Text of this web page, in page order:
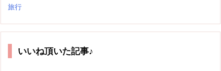
旅行
いいね頂いた記事♪